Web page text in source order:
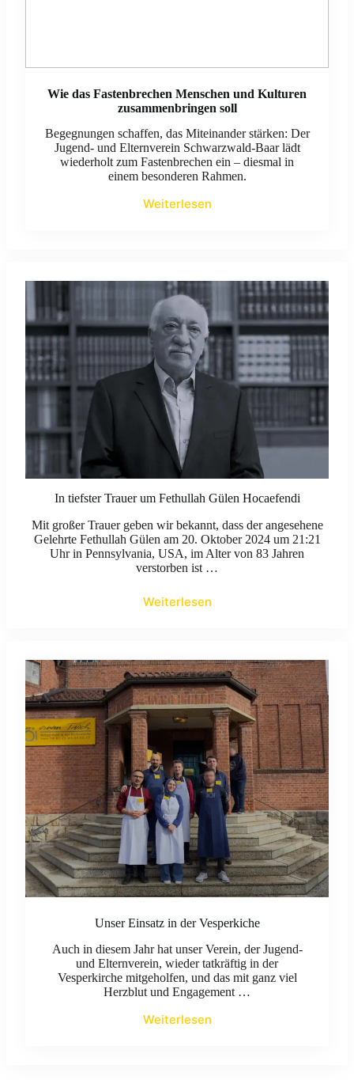
Wie das Fastenbrechen Menschen und Kulturen
zusammenbringen soll
Begegnungen schaffen, das Miteinander stärken: Der
Jugend- und Elternverein Schwarzwald-Baar lädt
wiederholt zum Fastenbrechen ein – diesmal in
einem besonderen Rahmen.
Weiterlesen
In tiefster Trauer um Fethullah Gülen Hocaefendi
Mit großer Trauer geben wir bekannt, dass der angesehene
Gelehrte Fethullah Gülen am 20. Oktober 2024 um 21:21
Uhr in Pennsylvania, USA, im Alter von 83 Jahren
verstorben ist …
Weiterlesen
Unser Einsatz in der Vesperkiche
Auch in diesem Jahr hat unser Verein, der Jugend-
und Elternverein, wieder tatkräftig in der
Vesperkirche mitgeholfen, und das mit ganz viel
Herzblut und Engagement …
Weiterlesen